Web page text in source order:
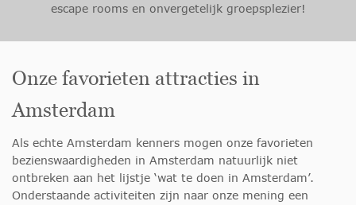
escape rooms en onvergetelijk groepsplezier!
Onze favorieten attracties in
Amsterdam
Als echte Amsterdam kenners mogen onze favorieten
bezienswaardigheden in Amsterdam natuurlijk niet
ontbreken aan het lijstje ‘wat te doen in Amsterdam’.
Onderstaande activiteiten zijn naar onze mening een